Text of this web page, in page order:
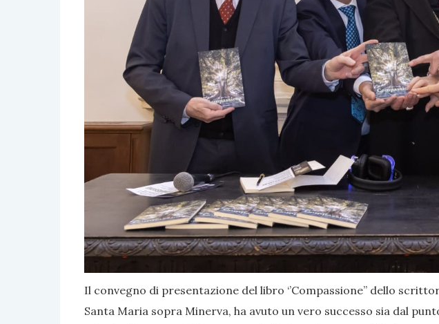
Il convegno di presentazione del libro ‘’Compassione’’ dello
Santa Maria sopra Minerva, ha avuto un vero successo sia dal